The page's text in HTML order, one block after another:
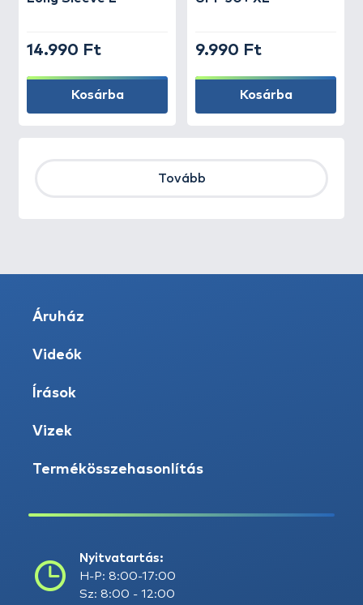
14.990 Ft
Kosárba
9.990 Ft
Kosárba
Tovább
Áruház
Videók
Írások
Vizek
Termékösszehasonlítás
Nyitvatartás:
H-P: 8:00-17:00
Sz: 8:00 - 12:00